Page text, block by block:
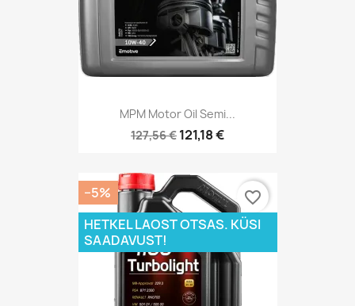
MPM Motor Oil Semi...
127,56 € 121,18 €
−5%
HETKEL LAOST OTSAS. KÜSI
SAADAVUST!
favorite_border